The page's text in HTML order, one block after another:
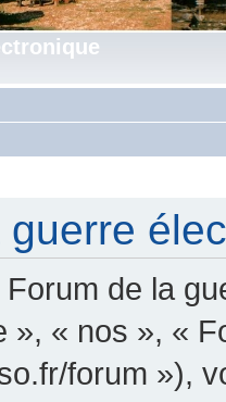
guerre
de la
», « nos », «
forum »),